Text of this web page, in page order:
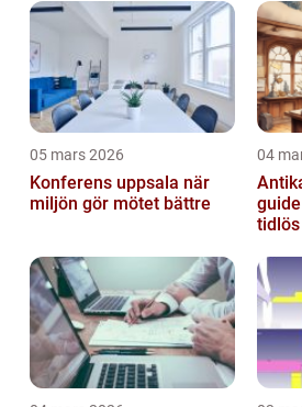
05 mars 2026
Konferens uppsala när
miljön gör mötet bättre
04